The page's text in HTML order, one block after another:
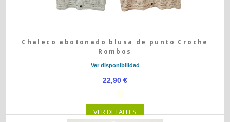
Chaleco abotonado blusa de punto Croche
Rombos
Ver disponibilidad
22,90 €
VER DETALLES